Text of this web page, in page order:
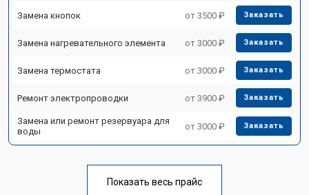
Замена кнопок от 3500 ₽ Заказать
Замена нагревательного элемента от 3000 ₽ Заказать
Замена термостата от 3000 ₽ Заказать
Ремонт электропроводки от 3900 ₽ Заказать
Замена или ремонт резервуара для
воды
от 3000 ₽ Заказать
Показать весь прайс